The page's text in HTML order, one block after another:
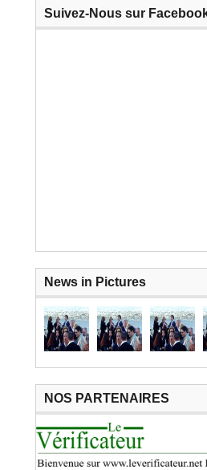
Suivez-Nous sur
News in Pictures
NOS PARTENAIRES